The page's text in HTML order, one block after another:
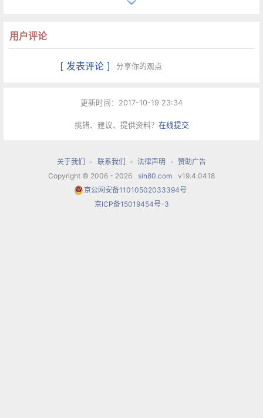
作曲家那样得到相当高的尊重，也不会像天才的意
大利作曲家一样获得众人的崇拜。无论是否得到公
松的品质、天资、幽默和高雅的风格等方面得到好
评，而作品的极致完美和宏大的激情表现却被忽视
辽兹和弗朗克（Cesar Franck），以及我们这里将
要论及的爱德华·拉罗（Edouard Lalo），也都是受
到拥有贝多芬和舒曼的德语世界的深刻启迪，他们
用户评论
[ 发表评论 ] 分享你的观点
更新时间：2017-10-19 23:34
挑错、建议、提供资料？ 在线提交
关于我们 - 联系我们 - 法律声明 - 赞助广告
Copyright © 2006 - 2026
sin80.com
v19.4.0418
京公网安备11010502033394号
京ICP备15019454号-3